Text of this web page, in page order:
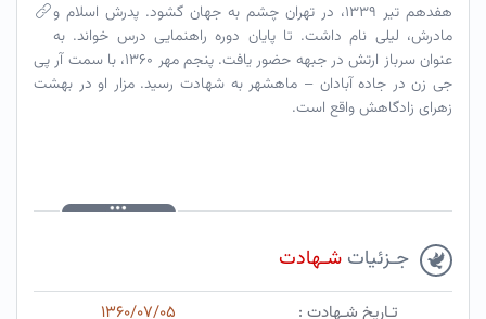
هفدهم تیر ۱۳۳۹، در تهران چشم به جهان گشود. پدرش اسلام و
مادرش، لیلی نام داشت. تا پایان دوره راهنمایی درس خواند. به
عنوان سرباز ارتش در جبهه حضور یافت. پنجم مهر ۱۳۶۰، با سمت آر پی
جی زن در جاده آبادان – ماهشهر به شهادت رسید. مزار او در بهشت
زهرای زادگاهش واقع است.
جـزئیات شـهادت
تـاریخ شـهادت :
۱۳۶۰/۰۷/۰۵